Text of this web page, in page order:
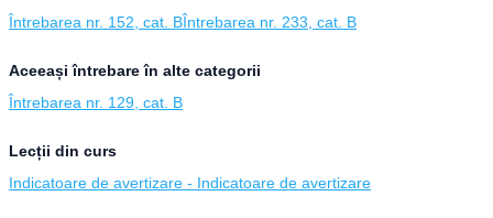
Întrebarea nr. 152, cat. BÎntrebarea nr. 233, cat. B
Aceeași întrebare în alte categorii
Întrebarea nr. 129, cat. B
Lecții din curs
Indicatoare de avertizare - Indicatoare de avertizare